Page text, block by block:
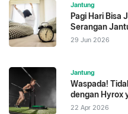
Jantung
Pagi Hari Bisa
Serangan
29 Jun 2026
Jantung
Waspada!
dengan Hyrox
22 Apr 2026